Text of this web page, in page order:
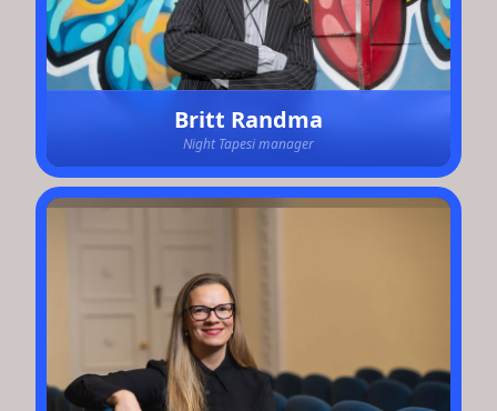
Britt Randma
Night Tapesi manager